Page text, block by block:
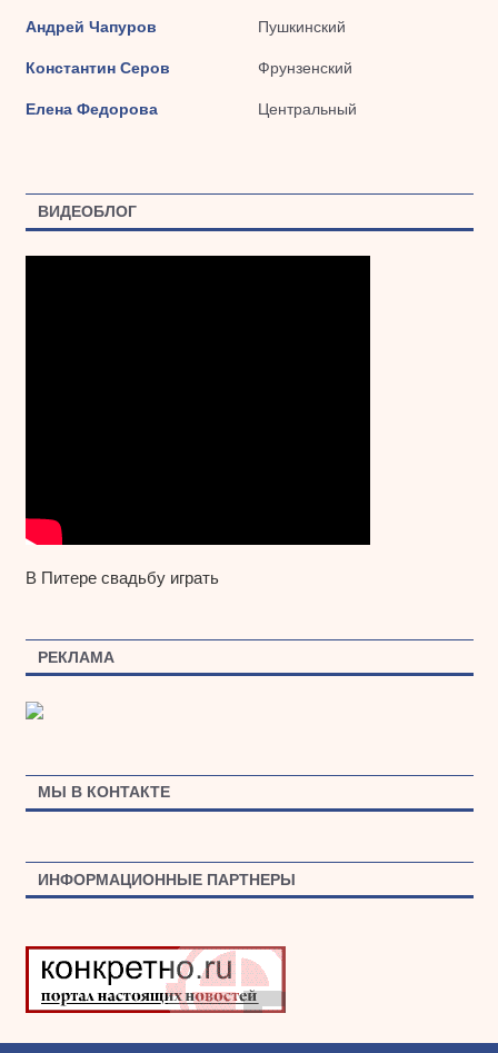
Андрей Чапуров Пушкинский
Константин Серов Фрунзенский
Елена Федорова Центральный
ВИДЕОБЛОГ
В Питере свадьбу играть
РЕКЛАМА
МЫ В КОНТАКТЕ
ИНФОРМАЦИОННЫЕ ПАРТНЕРЫ